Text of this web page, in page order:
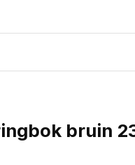
bruin